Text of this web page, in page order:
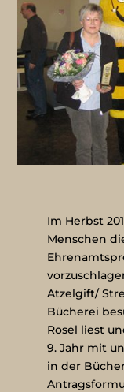
Im Herbst
Menschen
Atzelgift/
Bücherei
Rosel liest
9. Jahr mit
in der